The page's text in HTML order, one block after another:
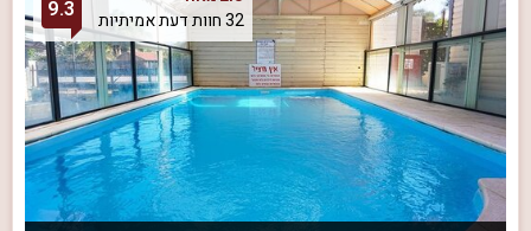
32 חוות דעת אמיתיות
9.3